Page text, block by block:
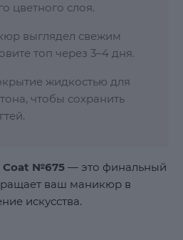
цветного слоя.
выглядел свежим
топ через 3–4 дня.
жидкостью для
чтобы сохранить
Coat №675 — это финальный
ваш маникюр в
искусства.